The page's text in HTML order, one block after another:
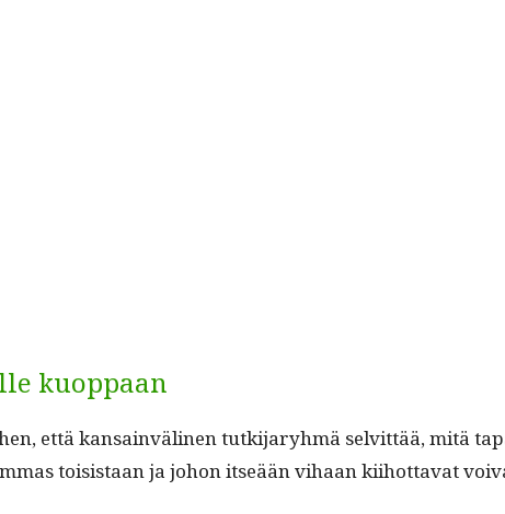
kuoppaan
että kan­sain­vä­li­nen tutk­i­jaryh­mä selvit­tää, mitä
toi­sis­taan ja johon itseään vihaan kiihot­ta­vat